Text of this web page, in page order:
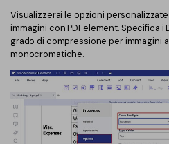
Visualizzerai le opzioni
immagini con PDFelement. Specifica i
grado di compressione per immagini
monocromatiche.